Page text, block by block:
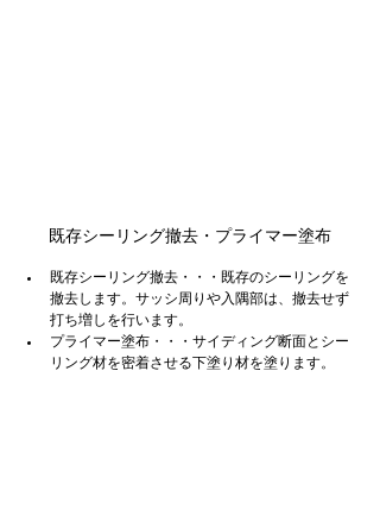
既存シーリング撤去・プライマー塗布
既存シーリング撤去・・・既存のシーリングを
撤去します。サッシ周りや入隅部は、撤去せず
打ち増しを行います。
プライマー塗布・・・サイディング断面とシー
リング材を密着させる下塗り材を塗ります。